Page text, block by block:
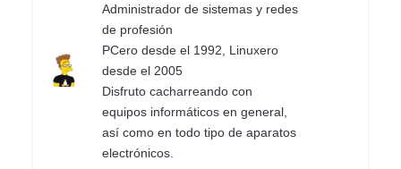
Administrador de sistemas y redes
de profesión
PCero desde el 1992, Linuxero
desde el 2005
Disfruto cacharreando con
equipos informáticos en general,
así como en todo tipo de aparatos
electrónicos.